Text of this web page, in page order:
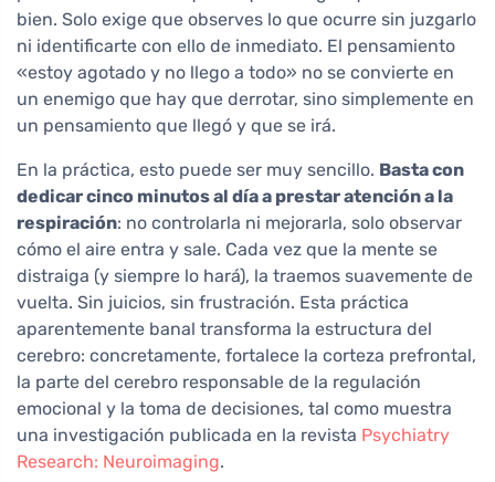
bien. Solo exige que observes lo que ocurre sin juzgarlo
ni identificarte con ello de inmediato. El pensamiento
«estoy agotado y no llego a todo» no se convierte en
un enemigo que hay que derrotar, sino simplemente en
un pensamiento que llegó y que se irá.
En la práctica, esto puede ser muy sencillo. Basta con
dedicar cinco minutos al día a prestar atención a la
respiración: no controlarla ni mejorarla, solo observar
cómo el aire entra y sale. Cada vez que la mente se
distraiga (y siempre lo hará), la traemos suavemente de
vuelta. Sin juicios, sin frustración. Esta práctica
aparentemente banal transforma la estructura del
cerebro: concretamente, fortalece la corteza prefrontal,
la parte del cerebro responsable de la regulación
emocional y la toma de decisiones, tal como muestra
una investigación publicada en la revista Psychiatry
Research: Neuroimaging.